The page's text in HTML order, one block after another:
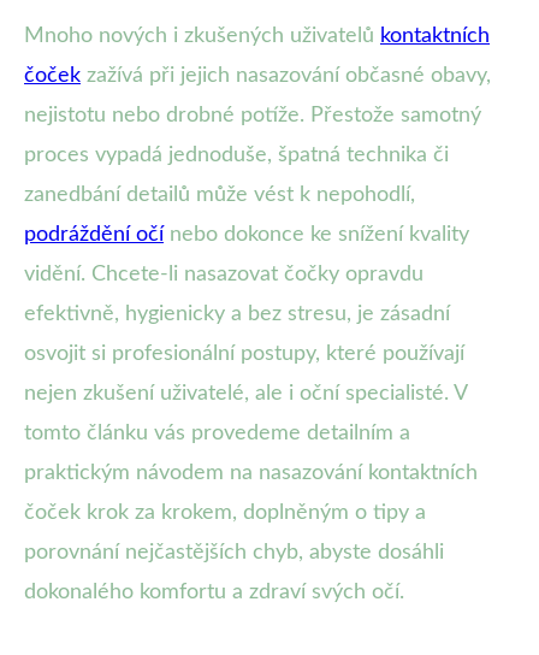
Mnoho nových i zkušených uživatelů kontaktních
čoček zažívá při jejich nasazování občasné obavy,
nejistotu nebo drobné potíže. Přestože samotný
proces vypadá jednoduše, špatná technika či
zanedbání detailů může vést k nepohodlí,
podráždění očí nebo dokonce ke snížení kvality
vidění. Chcete-li nasazovat čočky opravdu
efektivně, hygienicky a bez stresu, je zásadní
osvojit si profesionální postupy, které používají
nejen zkušení uživatelé, ale i oční specialisté. V
tomto článku vás provedeme detailním a
praktickým návodem na nasazování kontaktních
čoček krok za krokem, doplněným o tipy a
porovnání nejčastějších chyb, abyste dosáhli
dokonalého komfortu a zdraví svých očí.